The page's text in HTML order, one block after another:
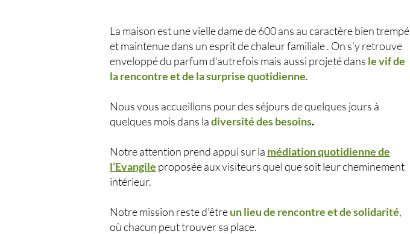
La maison est une vielle dame de 600 ans au caractère bien trempé
et maintenue dans un esprit de chaleur familiale . On s’y retrouve
enveloppé du parfum d’autrefois mais aussi projeté dans le vif de
la rencontre et de la surprise quotidienne.
Nous vous accueillons pour des séjours de quelques jours à
quelques mois dans ladiversité des besoins.
Notre attention prend appui sur la médiation quotidienne de
l’Evangile proposée aux visiteurs quel que soit leur cheminement
intérieur.
Notre mission reste d'êtreun lieu de rencontre et de solidarité,
où chacun peut trouver sa place.